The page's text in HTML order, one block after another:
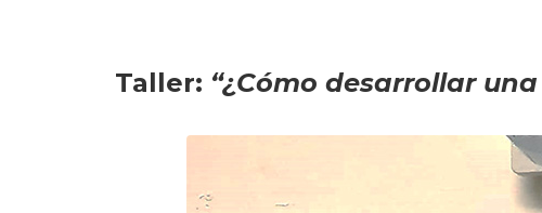
Taller: “¿Cómo desarrollar